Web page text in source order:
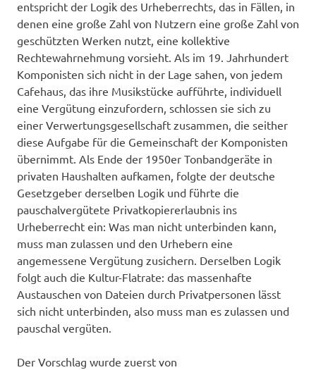
entspricht der Logik des Urheberrechts, das in Fällen, in
denen eine große Zahl von Nutzern eine große Zahl von
geschützten Werken nutzt, eine kollektive
Rechtewahrnehmung vorsieht. Als im 19. Jahrhundert
Komponisten sich nicht in der Lage sahen, von jedem
Cafehaus, das ihre Musikstücke aufführte, individuell
eine Vergütung einzufordern, schlossen sie sich zu
einer Verwertungsgesellschaft zusammen, die seither
diese Aufgabe für die Gemeinschaft der Komponisten
übernimmt. Als Ende der 1950er Tonbandgeräte in
privaten Haushalten aufkamen, folgte der deutsche
Gesetzgeber derselben Logik und führte die
pauschalvergütete Privatkopiererlaubnis ins
Urheberrecht ein: Was man nicht unterbinden kann,
muss man zulassen und den Urhebern eine
angemessene Vergütung zusichern. Derselben Logik
folgt auch die Kultur-Flatrate: das massenhafte
Austauschen von Dateien durch Privatpersonen lässt
sich nicht unterbinden, also muss man es zulassen und
pauschal vergüten.
Der Vorschlag wurde zuerst von